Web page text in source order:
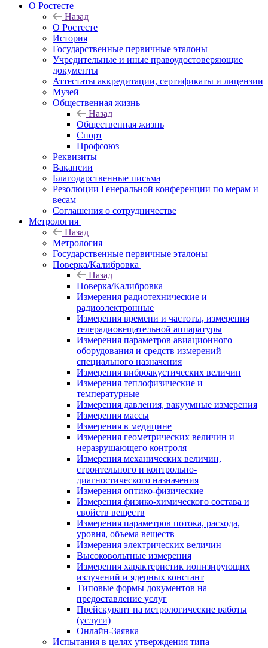
О Ростесте
Назад
О Ростесте
История
Государственные первичные эталоны
Учредительные и иные правоудостоверяющие
документы
Аттестаты аккредитации, сертификаты и лицензии
Музей
Общественная жизнь
Назад
Общественная жизнь
Спорт
Профсоюз
Реквизиты
Вакансии
Благодарственные письма
Резолюции Генеральной конференции по мерам и
весам
Соглашения о сотрудничестве
Метрология
Назад
Метрология
Государственные первичные эталоны
Поверка/Калибровка
Назад
Поверка/Калибровка
Измерения радиотехнические и
радиоэлектронные
Измерения времени и частоты, измерения
телерадиовещательной аппаратуры
Измерения параметров авиационного
оборудования и средств измерений
специального назначения
Измерения виброакустических величин
Измерения теплофизические и
температурные
Измерения давления, вакуумные измерения
Измерения массы
Измерения в медицине
Измерения геометрических величин и
неразрушающего контроля
Измерения механических величин,
строительного и контрольно-
диагностического назначения
Измерения оптико-физические
Измерения физико-химического состава и
свойств веществ
Измерения параметров потока, расхода,
уровня, объема веществ
Измерения электрических величин
Высоковольтные измерения
Измерения характеристик ионизирующих
излучений и ядерных констант
Типовые формы документов на
предоставление услуг
Прейскурант на метрологические работы
(услуги)
Онлайн-Заявка
Испытания в целях утверждения типа